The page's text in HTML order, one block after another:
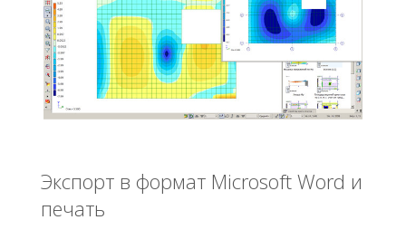
Экспорт в формат Microsoft Word и
печать